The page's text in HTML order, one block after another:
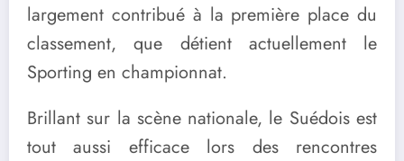
largement contribué à la première place du
classement, que détient actuellement le
Sporting en championnat.
Brillant sur la scène nationale, le Suédois est
tout aussi efficace lors des rencontres